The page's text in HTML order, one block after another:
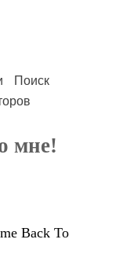
Поиск
мне!
Back To